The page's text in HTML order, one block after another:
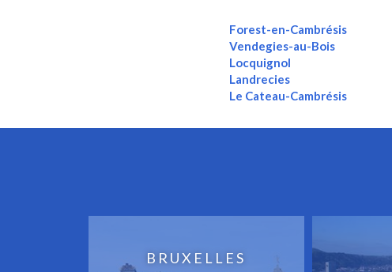
Forest-en-Cambrésis
Vendegies-au-Bois
Locquignol
Landrecies
Le Cateau-Cambrésis
BRUXELLES